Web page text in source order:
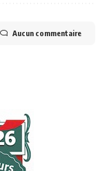
Aucun commentaire